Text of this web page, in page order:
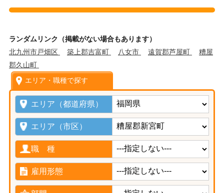
ランダムリンク（掲載がない場合もあります）
北九州市戸畑区
築上郡吉富町 八女市 遠賀郡芦屋町
糟屋
郡久山町
エリア・職種で探す
エリア（都道府県）
エリア（市区）
職 種
雇用形態